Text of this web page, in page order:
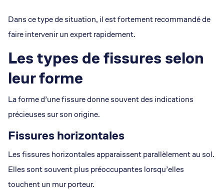
Dans ce type de situation, il est fortement recommandé de
faire intervenir un expert rapidement.
Les types de fissures selon
leur forme
La forme d’une fissure donne souvent des indications
précieuses sur son origine.
Fissures horizontales
Les fissures horizontales apparaissent parallèlement au sol.
Elles sont souvent plus préoccupantes lorsqu’elles
touchent un mur porteur.